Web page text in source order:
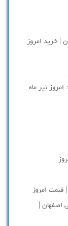
صادراتی 60 70 | خرید امروز تیر ماه
امروز
نفت جی اصفهان |